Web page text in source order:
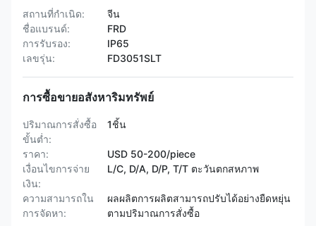
สถานที่กำเนิด:
จีน
ชื่อแบรนด์:
FRD
การรับรอง:
IP65
เลขรุ่น:
FD3051SLT
การซื้อขายอสังหาริมทรัพย์
ปริมาณการสั่งซื้อ
ขั้นต่ำ:
1ชิ้น
ราคา:
USD 50-200/piece
เงื่อนไขการจ่าย
เงิน:
L/C, D/A, D/P, T/T ตะวันตกสหภาพ
ความสามารถใน
การจัดหา:
ผลผลิตการผลิตสามารถปรับได้อย่างยืดหยุ่น
ตามปริมาณการสั่งซื้อ